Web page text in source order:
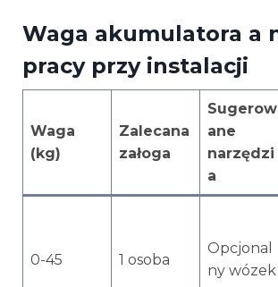
Waga akumulatora a
pracy przy instalacji
Waga
(kg)
Zalecana
załoga
Sugerow
ane
narzędzi
a
0-45 1 osoba
Opcjonal
ny wózek